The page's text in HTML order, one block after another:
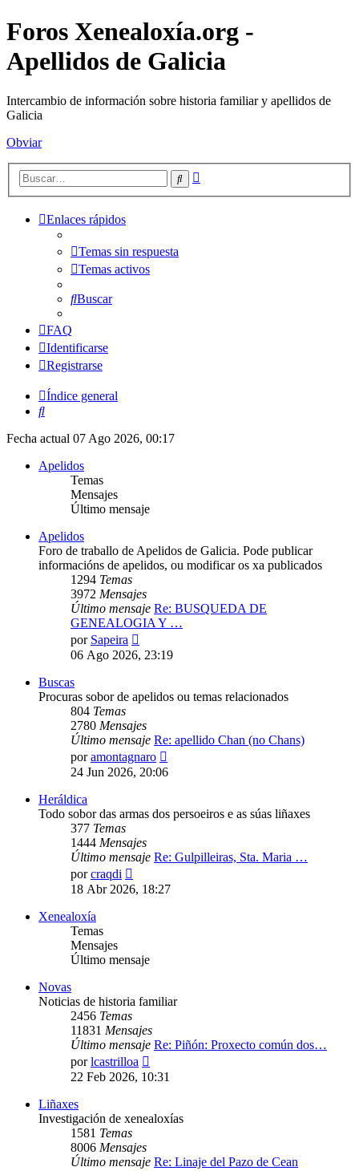
Foros Xenealoxía.org -
Apellidos de Galicia
Intercambio de información sobre historia familiar y apellidos de
Galicia
Obviar
Buscar
Enlaces rápidos
Temas sin respuesta
Temas activos
Buscar
FAQ
Identificarse
Registrarse
Índice general
Buscar
Fecha actual 07 Ago 2026, 00:17
Apelidos
Temas
Mensajes
Último mensaje
Apelidos
Foro de traballo de Apelidos de Galicia. Pode publicar
informacións de apelidos, ou modificar os xa publicados
1294 Temas
3972 Mensajes
Último mensaje Re: BUSQUEDA DE
GENEALOGIA Y …
por Sapeira
último
06 Ago 2026, 23:19
Buscas
Procuras sobor de apelidos ou temas relacionados
804 Temas
2780 Mensajes
Último mensaje Re: apellido Chan (no Chans)
poramontagnaro
último
24 Jun 2026, 20:06
Heráldica
Todo sobor das armas dos persoeiros e as súas liñaxes
377 Temas
1444 Mensajes
Último mensaje Re: Gulpilleiras, Sta. Maria …
porcraqdi
último
18 Abr 2026, 18:27
Xenealoxía
Temas
Mensajes
Último mensaje
Novas
Noticias de historia familiar
2456 Temas
11831 Mensajes
Último mensaje Re: Piñón: Proxecto común dos…
porlcastrilloa
último
22 Feb 2026, 10:31
Liñaxes
Investigación de xenealoxías
1581 Temas
8006 Mensajes
Último mensaje Re: Linaje del Pazo de Cean